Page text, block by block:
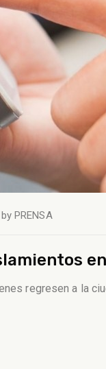
by PRENSA
regresen a la